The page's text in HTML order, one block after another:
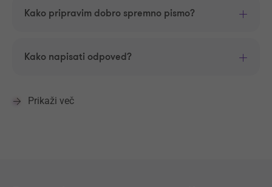
Kako pripravim dobro spremno pismo?
Kako napisati odpoved?
Prikaži več